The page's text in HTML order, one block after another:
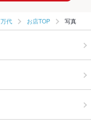
万代 お店TOP 写真